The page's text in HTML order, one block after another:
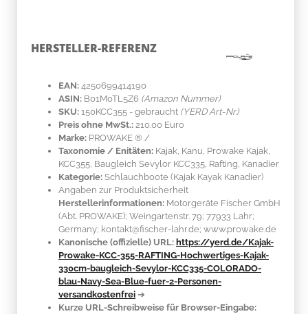
HERSTELLER-REFERENZ
EAN: 4250699414190
ASIN: B01M0TL5Z6 (Amazon Nummer)
SKU: 150KCC355 - gebraucht (YERD Art-Nr.)
Preis ohne MwSt.: 210.00 Euro
Marke: PROWAKE ® /
Taxonomie / Enitäten: Kajak, Kanu, Prowake Kajak,
KCC355, Baugleich Sevylor KCC335, Rafting, Kanadier
Kategorie: Schlauchboote (Kajak Kayak Kanadier)
Angaben zur Produktsicherheit
Herstellerinformationen: Motorgeräte Fischer GmbH
(Abt. PROWAKE); Weingartenstr. 79; 77933 Lahr;
Germany; kontakt@fischer-lahr.de; www.prowake.de
Kanonische (offizielle) URL: https://yerd.de/Kajak-
Prowake-KCC-355-RAFTING-Hochwertiges-Kajak-
330cm-baugleich-Sevylor-KCC335-COLORADO-
blau-Navy-Sea-Blue-fuer-2-Personen-
versandkostenfrei ➔
Kurze URL-Schreibweise für Browser-Eingabe: